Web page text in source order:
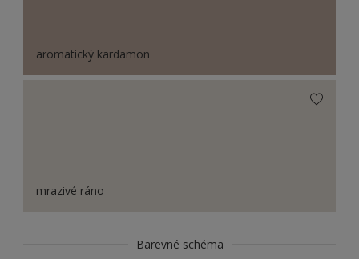
aromatický kardamon
mrazivé ráno
Barevné schéma